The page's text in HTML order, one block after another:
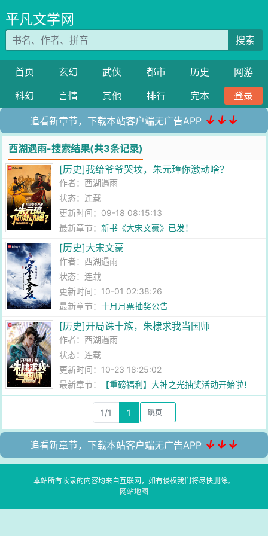
平凡文学网
搜索
首页 玄幻 武侠 都市 历史
网游
科幻
言情 其他 排行 完本 登录
追看新章节，下载本站客户端无广告APP ↓↓↓
西湖遇雨-搜索结果(共3条记录)
[历史]我给爷爷哭坟，朱元璋你激动啥？
作者： 西湖遇雨
状态：连载
更新时间：09-18 08:15:13
最新章节：新书《大宋文豪》已发！
[历史]大宋文豪
作者： 西湖遇雨
状态：连载
更新时间：10-01 02:38:26
最新章节：十月月票抽奖公告
[历史]开局诛十族，朱棣求我当国师
作者： 西湖遇雨
状态：连载
更新时间：10-23 18:25:02
最新章节：
【重磅福利】大神之光抽奖活动开始啦！
1/1 1
追看新章节，下载本站客户端无广告APP ↓↓↓
本站所有收录的内容均来自互联网，如有侵权我们将尽快删除。
网站地图